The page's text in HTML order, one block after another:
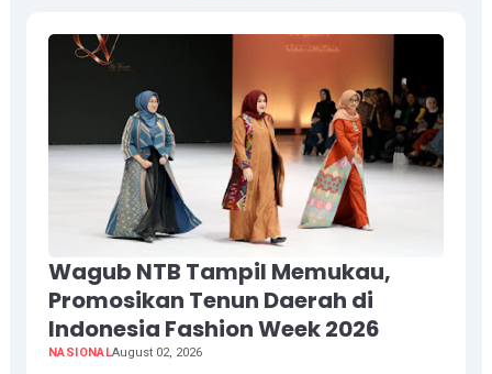
Wagub NTB Tampil Memukau,
Promosikan Tenun Daerah di
Indonesia Fashion Week 2026
NASIONALAugust 02, 2026